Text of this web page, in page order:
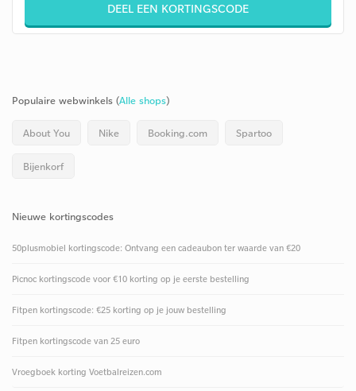
DEEL EEN KORTINGSCODE
Populaire webwinkels (Alle shops)
About You Nike Booking.com Spartoo
Bijenkorf
Nieuwe kortingscodes
50plusmobiel kortingscode: Ontvang een cadeaubon ter waarde van €20
Picnoc kortingscode voor €10 korting op je eerste bestelling
Fitpen kortingscode: €25 korting op je jouw bestelling
Fitpen kortingscode van 25 euro
Vroegboek korting Voetbalreizen.com